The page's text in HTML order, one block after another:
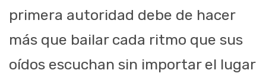
primera autoridad debe de hacer
más que bailar cada ritmo que sus
oídos escuchan sin importar el lugar